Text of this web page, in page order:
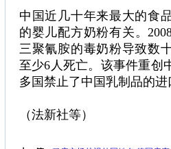
中国近几十年来最大的食
的婴儿配方奶粉有关。
三聚氰胺的毒奶粉导致数
至少6人死亡。该事件重创
多国禁止了中国乳制品的进
（法新社等）